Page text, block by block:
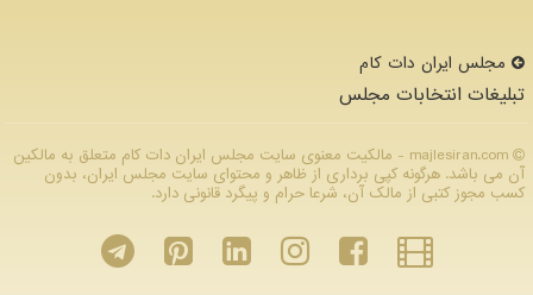
مجلس ایران دات كام
تبلیغات انتخابات مجلس
majlesiran.com - مالکیت معنوی سایت مجلس ایران دات كام متعلق به مالکین
آن می باشد. هرگونه کپی برداری از ظاهر و محتوای سایت مجلس ایران، بدون
کسب مجوز کتبی از مالک آن، شرعا حرام و پیگرد قانونی دارد.